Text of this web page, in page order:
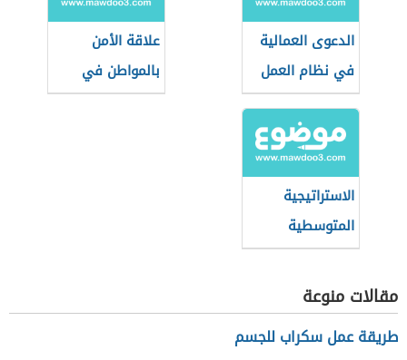
الدعوى العمالية
في نظام العمل
السعودي
علاقة الأمن
بالمواطن في
بعدها الاجتماعي
الاستراتيجية
المتوسطية
للتنمية
المستدامة
مقالات منوعة
طريقة عمل سكراب للجسم